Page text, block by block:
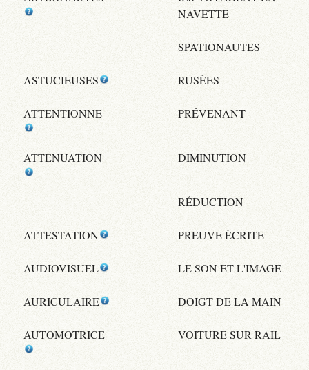
NAVETTE
SPATIONAUTES
ASTUCIEUSES RUSÉES
ATTENTIONNE PRÉVENANT
ATTENUATION DIMINUTION
RÉDUCTION
ATTESTATION PREUVE ÉCRITE
AUDIOVISUEL LE SON ET L'IMAGE
AURICULAIRE DOIGT DE LA MAIN
AUTOMOTRICE VOITURE SUR RAIL